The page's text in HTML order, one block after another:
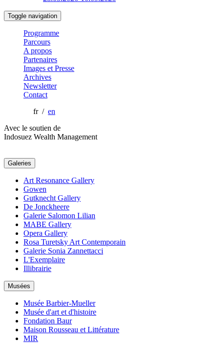
Toggle navigation
Programme
Parcours
A propos
Partenaires
Images et Presse
Archives
Newsletter
Contact
fr / en
Avec le soutien de
Indosuez Wealth Management
Galeries
Art Resonance Gallery
Gowen
Gutknecht Gallery
De Jonckheere
Galerie Salomon Lilian
MABE Gallery
Opera Gallery
Rosa Turetsky Art Contemporain
Galerie Sonia Zannettacci
L'Exemplaire
Illibrairie
Musées
Musée Barbier-Mueller
Musée d'art et d'histoire
Fondation Baur
Maison Rousseau et Littérature
MIR